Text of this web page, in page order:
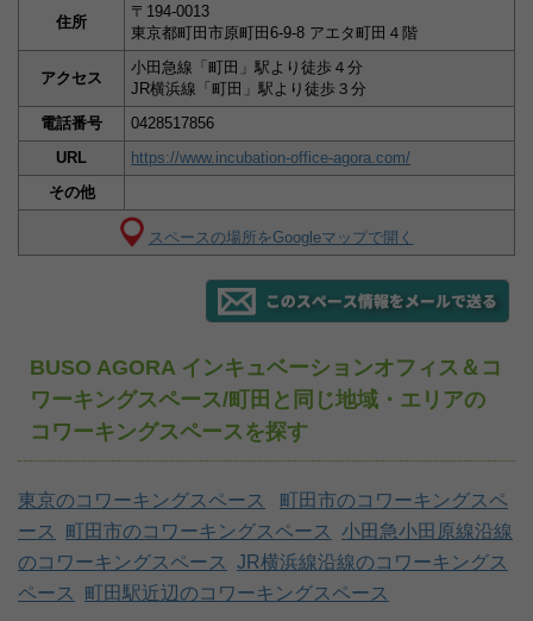
住所
〒194-0013
東京都町田市原町田6-9-8 アエタ町田４階
アクセス
小田急線「町田」駅より徒歩４分
JR横浜線「町田」駅より徒歩３分
電話番号
0428517856
URL
https://www.incubation-office-agora.com/
その他
スペースの場所をGoogleマップで開く
BUSO AGORA インキュベーションオフィス＆コ
ワーキングスペース/町田と同じ地域・エリアの
コワーキングスペースを探す
東京のコワーキングスペース
町田市のコワーキングスペ
ース
町田市のコワーキングスペース
小田急小田原線沿線
のコワーキングスペース
JR横浜線沿線のコワーキングス
ペース
町田駅近辺のコワーキングスペース